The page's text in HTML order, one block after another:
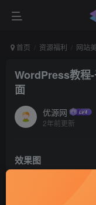
首页 资源福利 网站
WordPress教程
面
优源网
2年前更新
效果图